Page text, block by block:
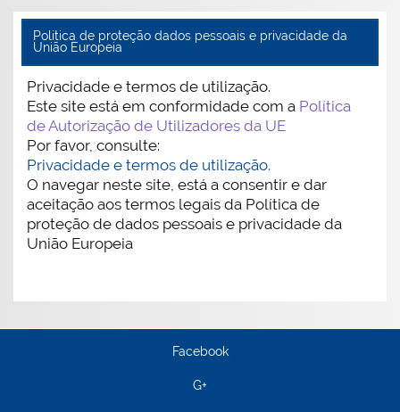
Politica de proteção dados pessoais e privacidade da
União Europeia
Privacidade e termos de utilização.
Este site está em conformidade com a Política
de Autorização de Utilizadores da UE
Por favor, consulte:
Privacidade e termos de utilização.
O navegar neste site, está a consentir e dar
aceitação aos termos legais da Política de
proteção de dados pessoais e privacidade da
União Europeia
Facebook
G+